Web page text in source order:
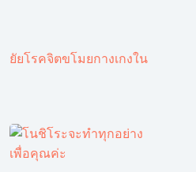
ยัยโรคจิตขโมยกางเกงใน